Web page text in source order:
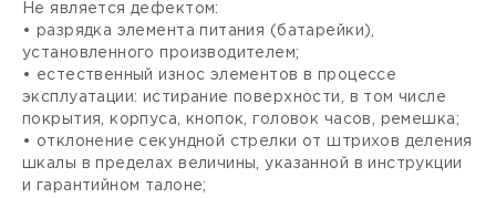
Не является дефектом:
• разрядка элемента питания (батарейки),
установленного производителем;
• естественный износ элементов в процессе
эксплуатации: истирание поверхности, в том числе
покрытия, корпуса, кнопок, головок часов, ремешка;
• отклонение секундной стрелки от штрихов деления
шкалы в пределах величины, указанной в инструкции
и гарантийном талоне;